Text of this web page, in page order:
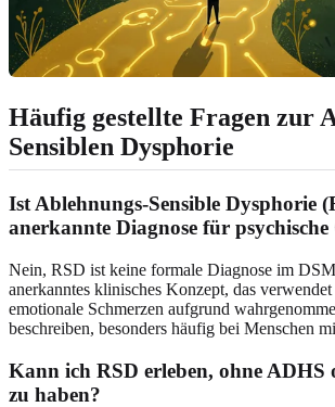
Häufig gestellte Fragen zur
Sensiblen Dysphorie
Ist Ablehnungs-Sensible Dysphorie
anerkannte Diagnose für psychische
Nein, RSD ist keine formale Diagnose im
anerkanntes klinisches Konzept, das
emotionale Schmerzen aufgrund
beschreiben, besonders häufig bei Menschen
Kann ich RSD erleben, ohne ADHS
zu haben?